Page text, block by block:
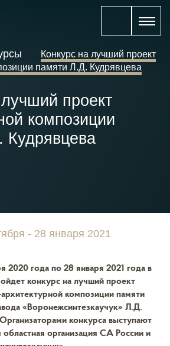
Конкурс на лучший проект
памяти Л.Д. Кудрявцева
проект
композиции
Кудрявцева
- 28 января 2021
2020 года по 28 января 2021 года в
конкурс на лучший проект
композиции памяти
«Воронежсинтезкаучук» Л.Д.
конкурса выступают
я организация СА России и